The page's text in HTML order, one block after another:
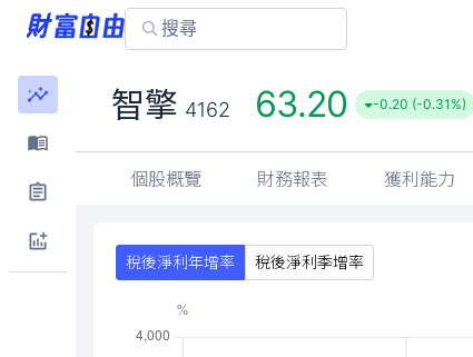
智擎 4162 63.20 -0.20 (-0.31%)
個股概覽 財務報表 獲利能力
稅後淨利年增率 稅後淨利季增率